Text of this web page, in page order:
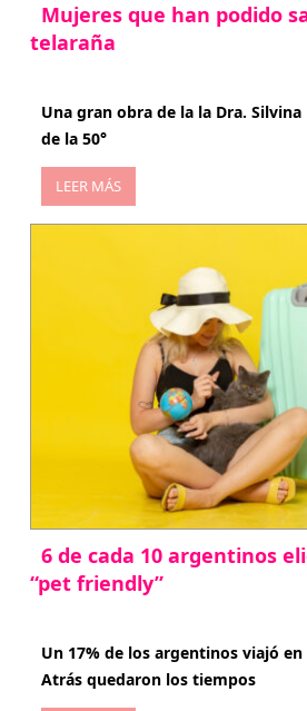
Mujeres que han podido
telaraña
Una gran obra de la la Dra.
de la 50°
LEER MÁS
6 de cada 10 argentinos
“pet friendly”
Un 17% de los argentinos viajó
Atrás quedaron los tiempos